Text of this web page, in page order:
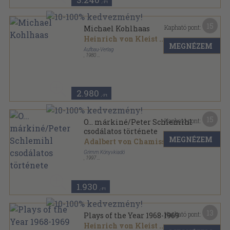
,-Ft
Michael Kohlhaas
Heinrich von Kleist ...
Aufbau-Verlag
1980
2.980 ,-Ft
Kapható pont:
MEGNÉZEM
O... márkiné/Peter Schlemihl
csodálatos története
Adalbert von Chamisso...
Grimm Könyvkiadó
1997
1.930 ,-Ft
Kapható pont:
MEGNÉZEM
Plays of the Year 1968-1969
Heinrich von Kleist ...
Kapható pont: